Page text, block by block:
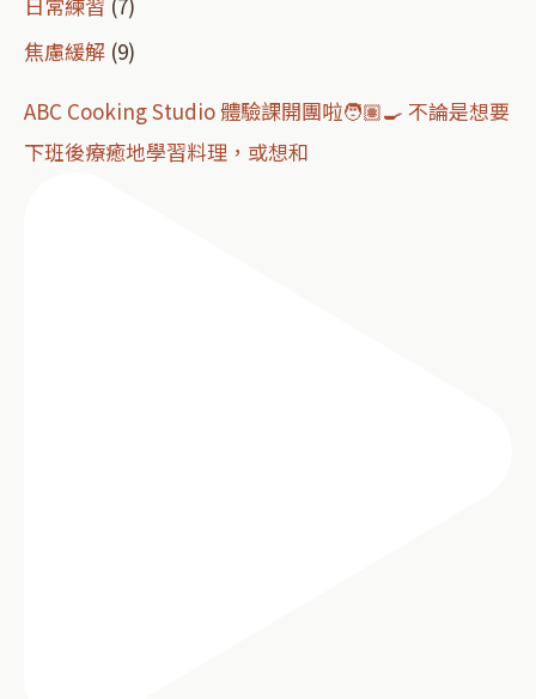
焦慮緩解 (9)
ABC Cooking Studio 體驗課開團啦🧑🏽‍🍳 不論是想要
下班後療癒地學習料理，或想和